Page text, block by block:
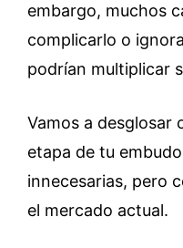
embargo, muchos
complicarlo o
podrían multiplicar
Vamos a desglosar
etapa de tu
innecesarias, pero
el mercado actual.